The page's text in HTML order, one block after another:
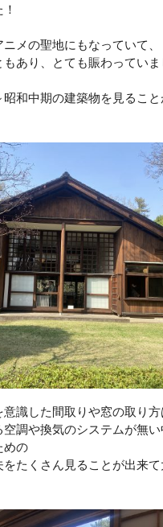
メの聖地にもなっていて、
あり、とても賑わっていま
和中期の建築物を見ること
識した間取りや窓の取り方
調や換気のシステムが無
めの
たくさん見ることが出来